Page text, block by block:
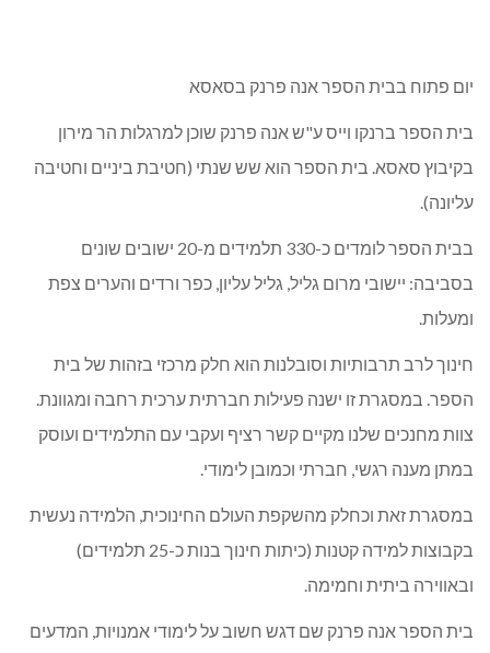
יום פתוח בבית הספר אנה פרנק בסאסא
בית הספר ברנקו וייס ע"ש אנה פרנק שוכן למרגלות הר מירון
בקיבוץ סאסא. בית הספר הוא שש שנתי (חטיבת ביניים וחטיבה
עליונה).
בבית הספר לומדים כ-330 תלמידים מ-20 ישובים שונים
בסביבה: יישובי מרום גליל, גליל עליון, כפר ורדים והערים צפת
ומעלות.
חינוך לרב תרבותיות וסובלנות הוא חלק מרכזי בזהות של בית
הספר. במסגרת זו ישנה פעילות חברתית ערכית רחבה ומגוונת.
צוות מחנכים שלנו מקיים קשר רציף ועקבי עם התלמידים ועוסק
במתן מענה רגשי, חברתי וכמובן לימודי.
במסגרת זאת וכחלק מהשקפת העולם החינוכית, הלמידה נעשית
בקבוצות למידה קטנות (כיתות חינוך בנות כ-25 תלמידים)
ובאווירה ביתית וחמימה.
בית הספר אנה פרנק שם דגש חשוב על לימודי אמנויות, המדעים